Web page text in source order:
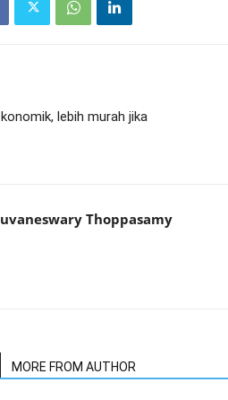
lebih murah jika
Thoppasamy
MORE FROM AUTHOR